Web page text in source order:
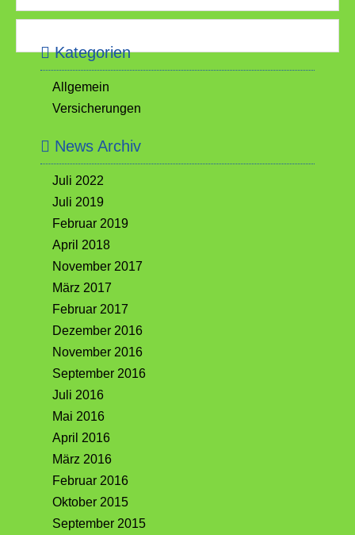
Kategorien
Allgemein
Versicherungen
News Archiv
Juli 2022
Juli 2019
Februar 2019
April 2018
November 2017
März 2017
Februar 2017
Dezember 2016
November 2016
September 2016
Juli 2016
Mai 2016
April 2016
März 2016
Februar 2016
Oktober 2015
September 2015